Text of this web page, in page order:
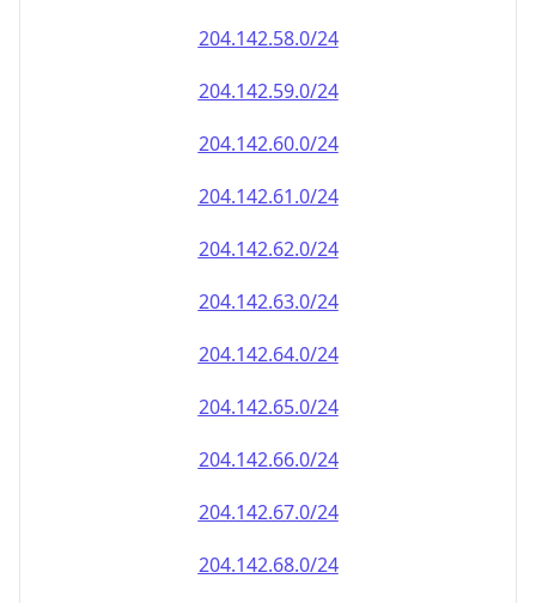
204.142.58.0/24
204.142.59.0/24
204.142.60.0/24
204.142.61.0/24
204.142.62.0/24
204.142.63.0/24
204.142.64.0/24
204.142.65.0/24
204.142.66.0/24
204.142.67.0/24
204.142.68.0/24